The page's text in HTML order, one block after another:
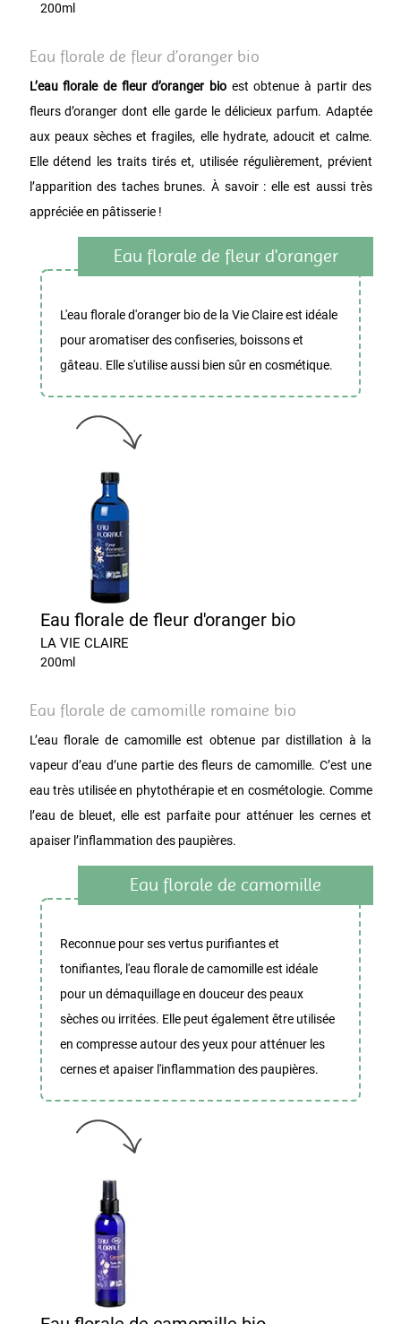
200ml
Eau florale de fleur d’oranger bio
L’eau florale de fleur d’oranger bio est obtenue à partir des
fleurs d’oranger dont elle garde le délicieux parfum. Adaptée
aux peaux sèches et fragiles, elle hydrate, adoucit et calme.
Elle détend les traits tirés et, utilisée régulièrement, prévient
l’apparition des taches brunes. À savoir : elle est aussi très
appréciée en pâtisserie !
Eau florale de fleur d'oranger
L'eau florale d'oranger bio de la Vie Claire est idéale
pour aromatiser des confiseries, boissons et
gâteau. Elle s'utilise aussi bien sûr en cosmétique.
Eau florale de fleur d'oranger bio
LA VIE CLAIRE
200ml
Eau florale de camomille romaine bio
L’eau florale de camomille est obtenue par distillation à la
vapeur d’eau d’une partie des fleurs de camomille. C’est une
eau très utilisée en phytothérapie et en cosmétologie. Comme
l’eau de bleuet, elle est parfaite pour atténuer les cernes et
apaiser l’inflammation des paupières.
Eau florale de camomille
Reconnue pour ses vertus purifiantes et
tonifiantes, l'eau florale de camomille est idéale
pour un démaquillage en douceur des peaux
sèches ou irritées. Elle peut également être utilisée
en compresse autour des yeux pour atténuer les
cernes et apaiser l'inflammation des paupières.